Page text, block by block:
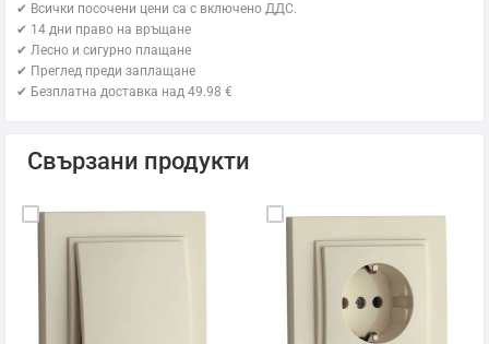
✔ Всички посочени цени са с включено ДДС.
✔ 14 дни право на връщане
✔ Лесно и сигурно плащане
✔ Преглед преди заплащане
✔ Безплатна доставка над 49.98 €
Свързани продукти